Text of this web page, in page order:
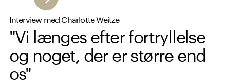
Interview med Charlotte Weitze
"Vi længes efter fortryllelse
og noget, der er større end
os"